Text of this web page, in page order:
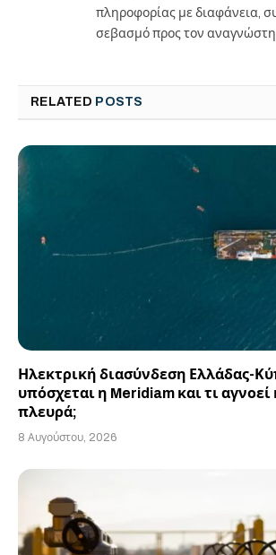
πληροφορίας με διαφάνεια,
σεβασμό προς τον
RELATED POSTS
Ηλεκτρική διασύνδεση Ελλάδας-
υπόσχεται η Meridiam και τι
πλευρά;
8 Αυγούστου, 2026